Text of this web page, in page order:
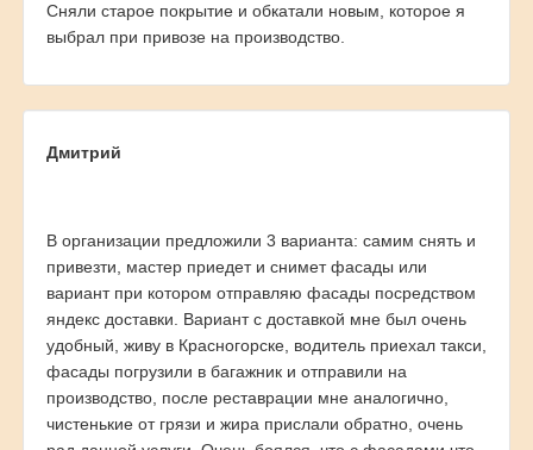
Сняли старое покрытие и обкатали новым, которое я
выбрал при привозе на производство.
Дмитрий
В организации предложили 3 варианта: самим снять и
привезти, мастер приедет и снимет фасады или
вариант при котором отправляю фасады посредством
яндекс доставки. Вариант с доставкой мне был очень
удобный, живу в Красногорске, водитель приехал такси,
фасады погрузили в багажник и отправили на
производство, после реставрации мне аналогично,
чистенькие от грязи и жира прислали обратно, очень